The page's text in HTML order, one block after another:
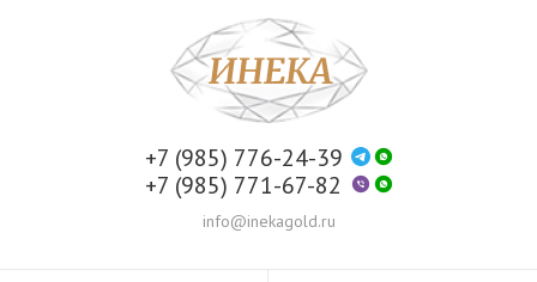
+7 (985) 776-24-39
+7 (985) 771-67-82
info@inekagold.ru